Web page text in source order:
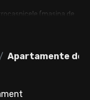
Apartamente de
(masina de
cuptor electric,